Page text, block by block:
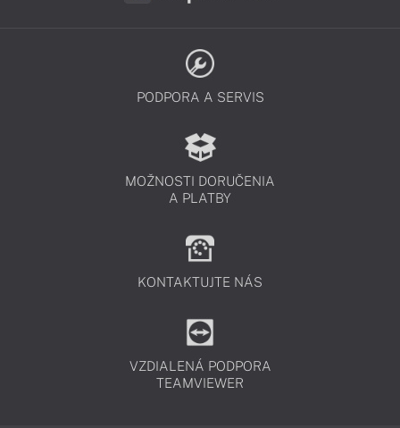
PODPORA A SERVIS
MOŽNOSTI DORUČENIA
A PLATBY
KONTAKTUJTE NÁS
VZDIALENÁ PODPORA
TEAMVIEWER